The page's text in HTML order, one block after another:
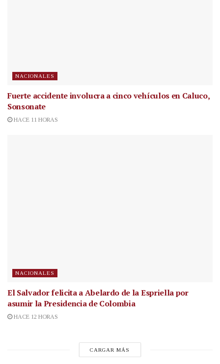
NACIONALES
Fuerte accidente involucra a cinco vehículos en Caluco,
Sonsonate
HACE 11 HORAS
NACIONALES
El Salvador felicita a Abelardo de la Espriella por
asumir la Presidencia de Colombia
HACE 12 HORAS
CARGAR MÁS